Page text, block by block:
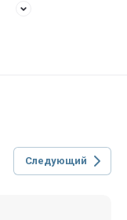
Следующий